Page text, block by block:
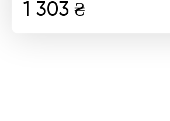
Первоначальная
1 303 ₴